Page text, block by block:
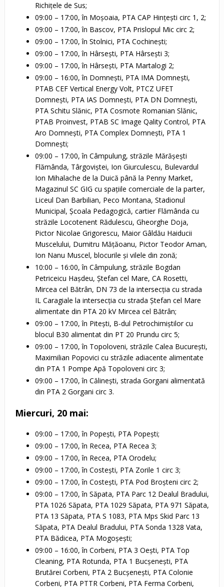
Richițele de Sus;
09:00 – 17:00, în Moșoaia, PTA CAP Hințești circ 1, 2;
09:00 – 17:00, în Bascov, PTA Prislopul Mic circ 2;
09:00 – 17:00, în Stolnici, PTA Cochinești;
09:00 – 17:00, în Hârsești, PTA Hârsești 3;
09:00 – 17:00, în Hârsești, PTA Martalogi 2;
09:00 – 16:00, în Domnești, PTA IMA Domnești,
PTAB CEF Vertical Energy Volt, PTCZ UFET
Domnești, PTA IAS Domnești, PTA DN Domnești,
PTA Schitu Slănic, PTA Cosmote Romanian Slănic,
PTAB Proinvest, PTAB SC Image Qality Control, PTA
Aro Domnești, PTA Complex Domnești, PTA 1
Domnești;
09:00 – 17:00, în Câmpulung, străzile Mărăşeşti
Flămânda, Târgoviştei, Ion Giurculescu, Bulevardul
Ion Mihalache de la Duică până la Penny Market,
Magazinul SC GIG cu spaţiile comerciale de la parter,
Liceul Dan Barbilian, Peco Montana, Stadionul
Municipal, Şcoala Pedagogică, cartier Flămânda cu
străzile Locotenent Rădulescu, Gheorghe Doja,
Pictor Nicolae Grigorescu, Maior Gâldău Haiducii
Muscelului, Dumitru Măţăoanu, Pictor Teodor Aman,
Ion Nanu Muscel, blocurile şi vilele din zonă;
10:00 – 16:00, în Câmpulung, străzile Bogdan
Petriceicu Haşdeu, Ştefan cel Mare, CA Rosetti,
Mircea cel Bătrân, DN 73 de la intersecţia cu strada
IL Caragiale la intersecția cu strada Ștefan cel Mare
alimentate din PTA 20 kV Mircea cel Bătrân;
09:00 – 17:00, în Pitești, B-dul Petrochimiștilor cu
blocul B30 alimentat din PT 20 Prundu circ 5;
09:00 – 17:00, în Topoloveni, străzile Calea București,
Maximilian Popovici cu străzile adiacente alimentate
din PTA 1 Pompe Apă Topoloveni circ 3;
09:00 – 17:00, în Călinești, strada Gorgani alimentată
din PTA 2 Gorgani circ 3.
Miercuri, 20 mai:
09:00 – 17:00, în Popești, PTA Popești;
09:00 – 17:00, în Recea, PTA Recea 3;
09:00 – 17:00, în Recea, PTA Orodelu;
09:00 – 17:00, în Costești, PTA Zorile 1 circ 3;
09:00 – 17:00, în Costești, PTA Pod Broșteni circ 2;
09:00 – 17:00, în Săpata, PTA Parc 12 Dealul Bradului,
PTA 1026 Săpata, PTA 1029 Săpata, PTA 971 Săpata,
PTA 13 Săpata, PTA S 1083, PTA Mps Skid Parc 13
Săpata, PTA Dealul Bradului, PTA Sonda 1328 Vata,
PTA Bădicea, PTA Mogoșești;
09:00 – 16:00, în Corbeni, PTA 3 Oești, PTA Top
Cleaning, PTA Rotunda, PTA 1 Bucșenești, PTA
Brutărei Corbeni, PTA 2 Bucșenești, PTA Colonie
Corbeni, PTA PTTR Corbeni, PTA Ferma Corbeni,